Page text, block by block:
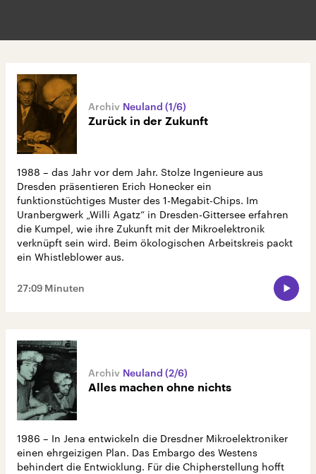
Neuland (1/6)
Zurück in der Zukunft
1988 – das Jahr vor dem Jahr. Stolze Ingenieure aus
Dresden präsentieren Erich Honecker ein
funktionstüchtiges Muster des 1-Megabit-Chips. Im
Uranbergwerk „Willi Agatz“ in Dresden-Gittersee erfahren
die Kumpel, wie ihre Zukunft mit der Mikroelektronik
verknüpft sein wird. Beim ökologischen Arbeitskreis packt
ein Whistleblower aus.
27:09 Minuten
Neuland (2/6)
Alles machen ohne nichts
1986 – In Jena entwickeln die Dresdner Mikroelektroniker
einen ehrgeizigen Plan. Das Embargo des Westens
behindert die Entwicklung. Für die Chipherstellung hofft